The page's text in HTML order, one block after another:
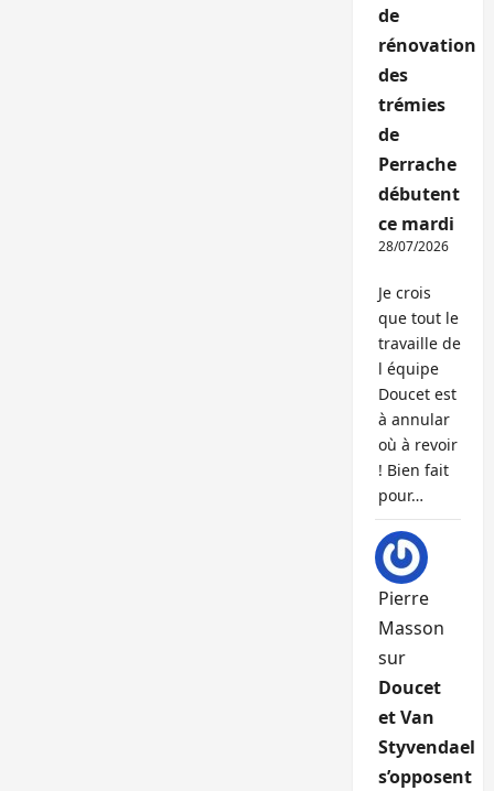
de
rénovation
des
trémies
de
Perrache
débutent
ce mardi
28/07/2026
Je crois
que tout le
travaille de
l équipe
Doucet est
à annular
où à revoir
! Bien fait
pour…
Pierre
Masson
sur
Doucet
et Van
Styvendael
s’opposent